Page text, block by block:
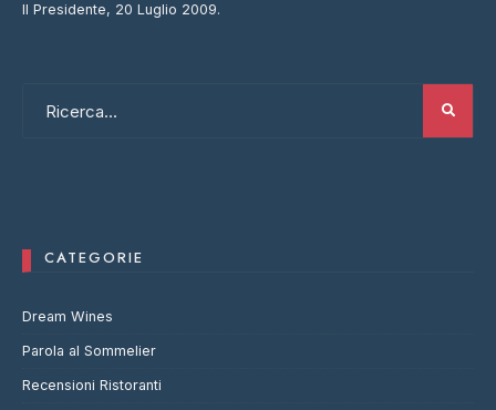
Il Presidente, 20 Luglio 2009.
CATEGORIE
Dream Wines
Parola al Sommelier
Recensioni Ristoranti